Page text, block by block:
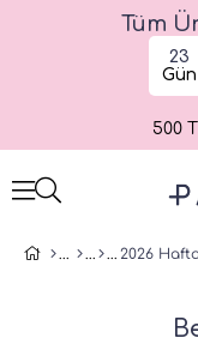
Tüm
23
Gün
500